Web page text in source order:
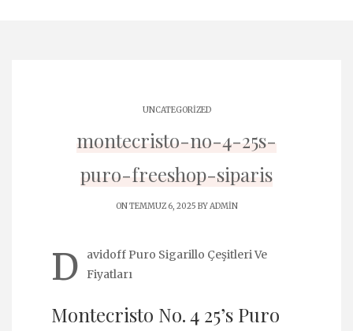
UNCATEGORIZED
montecristo-no-4-25s-
puro-freeshop-siparis
ON TEMMUZ 6, 2025 BYADMIN
D
avidoff Puro Sigarillo Çeşitleri Ve
Fiyatları
Montecristo No. 4 25’s Puro